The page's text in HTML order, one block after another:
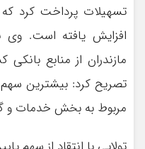
مازندران از منابع
مربوط به بخش خدمات و